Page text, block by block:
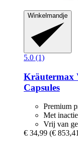
Winkelmandje
5.0 (1)
Kräutermax
Capsules
Premium
Met
Vrij van
€ 34,99 (€